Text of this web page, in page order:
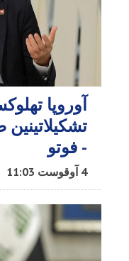
آوروپا
- فوتو
4 آوقوست 11:03